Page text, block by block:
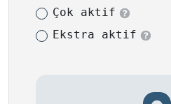
Çok aktif
Ekstra aktif